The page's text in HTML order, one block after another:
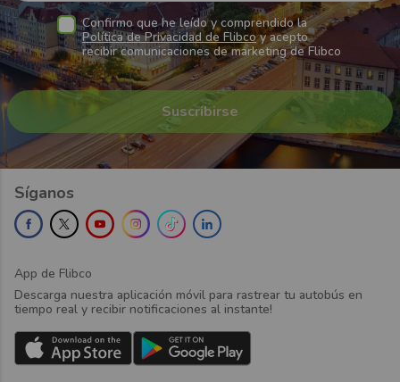
Confirmo que he leído y comprendido la
Política de Privacidad de Flibcoy acepto
recibir comunicaciones de marketing de Flibco
Síganos
App de Flibco
Descarga nuestra aplicación móvil para rastrear tu autobús en
tiempo real y recibir notificaciones al instante!